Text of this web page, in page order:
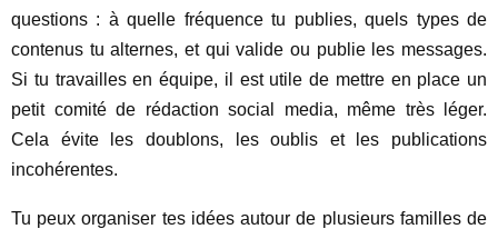
questions : à quelle fréquence tu publies, quels types de
contenus tu alternes, et qui valide ou publie les messages.
Si tu travailles en équipe, il est utile de mettre en place un
petit comité de rédaction social media, même très léger.
Cela évite les doublons, les oublis et les publications
incohérentes.
Tu peux organiser tes idées autour de plusieurs familles de